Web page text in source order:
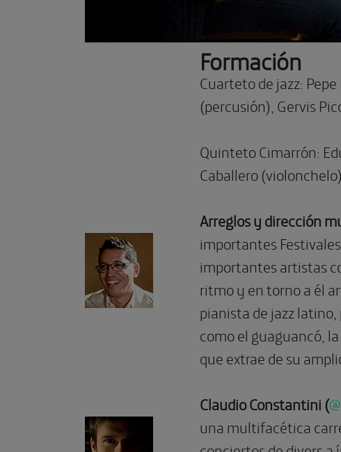
Formación
Cuarteto de jazz:
(percusión), Gervis
Quinteto Cimarrón:
Caballero (violonchelo),
Arreglos y dirección
importantes
importantes artistas
ritmo y en torno a él
pianista de jazz
como el guaguancó,
que extrae de su
Claudio Constantini (
una multifacética